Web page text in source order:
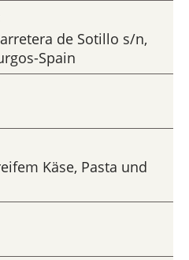
de Sotillo s/n,
Spain
Käse, Pasta und